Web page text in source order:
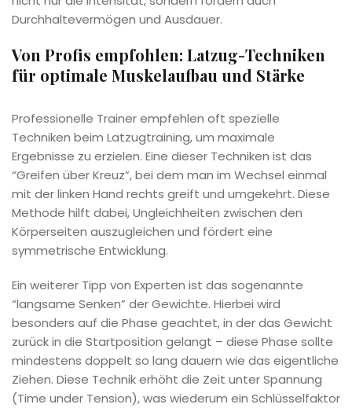
Durchhaltevermögen und Ausdauer.
Von Profis empfohlen: Latzug-Techniken
für optimale Muskelaufbau und Stärke
Professionelle Trainer empfehlen oft spezielle
Techniken beim Latzugtraining, um maximale
Ergebnisse zu erzielen. Eine dieser Techniken ist das
“Greifen über Kreuz”, bei dem man im Wechsel einmal
mit der linken Hand rechts greift und umgekehrt. Diese
Methode hilft dabei, Ungleichheiten zwischen den
Körperseiten auszugleichen und fördert eine
symmetrische Entwicklung.
Ein weiterer Tipp von Experten ist das sogenannte
“langsame Senken” der Gewichte. Hierbei wird
besonders auf die Phase geachtet, in der das Gewicht
zurück in die Startposition gelangt – diese Phase sollte
mindestens doppelt so lang dauern wie das eigentliche
Ziehen. Diese Technik erhöht die Zeit unter Spannung
(Time under Tension), was wiederum ein Schlüsselfaktor